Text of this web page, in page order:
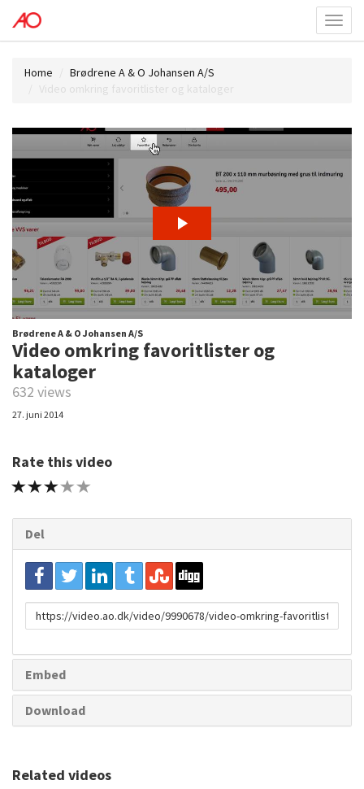
menu
Home
Brødrene A & O Johansen A/S
Video omkring favoritlister og kataloger
Brødrene A & O Johansen A/S
Video omkring favoritlister og
kataloger
632 views
27. juni 2014
Rate this video
Del
URL
to
Embed
Download
Related videos